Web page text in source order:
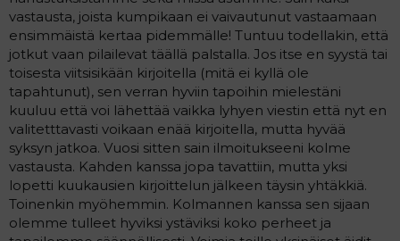
vastausta, joista kumpikaan ei vaivautunut vastaamaan
ensimmäistä kertaa pidemmälle! Tuntuu todellakin, että
jotkut vaan pilailevat täällä palstalla. Jos itse en syystä tai
toisesta viitsisikään kirjoitella (mitä ei kyllä ole
tapahtunut), sen verran hyviin tapoihin mielestäni
kuuluu että voi lähettää vaikka lyhyen viestin että nyt en
valitetttavasti voikaan enää kirjoitella, mutta hyvää
syksyn jatkoa. Vuosi sitten sain ilmoitukseeni kolme
vastausta. Kahden kanssa jopa tavattiin, mutta yksi
lopetti kuukausien kirjoittelun jälkeen täysin yhtäkkiä.
Toinenkin myöhemmin. Kolmannen kanssa sen sijaan
olemme tulleet hyviksi ystäviksi koko perheet ja